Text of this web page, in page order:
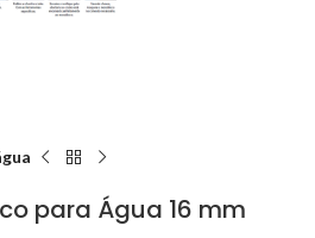
para Água 16 mm